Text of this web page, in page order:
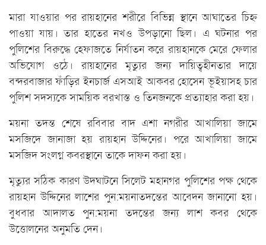
মারা যাওয়ার পর রায়হানের শরীরে বিভিন্ন স্থানে আঘাতের চিহ্ন
পাওয়া যায়। তার হাতের নখও উপড়ানো ছিল। এ ঘটনার পর
পুলিশের বিরুদ্ধে হেফাজতে নির্যাতন করে রায়হানকে মেরে ফেলার
অভিযোগ ওঠে। রায়হানের মৃত্যুর জন্য দায়িত্বহীনতার দায়ে
বন্দরবাজার ফাঁড়ির ইনচার্জ এসআই আকবর হোসেন ভূইয়াসহ চার
পুলিশ সদস্যকে সাময়িক বরখাস্ত ও তিনজনকে প্রত্যাহার করা হয়।
ময়না তদন্ত শেষে রবিবার বাদ এশা নগরীর আখালিয়া জামে
মসজিদে জানাজা হয় রায়হান উদ্দিনের। পরে আখালিয়া জামে
মসজিদ সংলগ্ন কবরস্থানে তাকে দাফন করা হয়।
মৃত্যুর সঠিক কারণ উদঘাটনে সিলেট মহানগর পুলিশের পক্ষ থেকে
রায়হান উদ্দিনের লাশের পুন:ময়নাতদন্তের আবেদন জানানো হয়।
বুধবার আদালত পুন:ময়না তদন্তের জন্য লাশ কবর থেকে
উত্তোলনের অনুমতি দেন।